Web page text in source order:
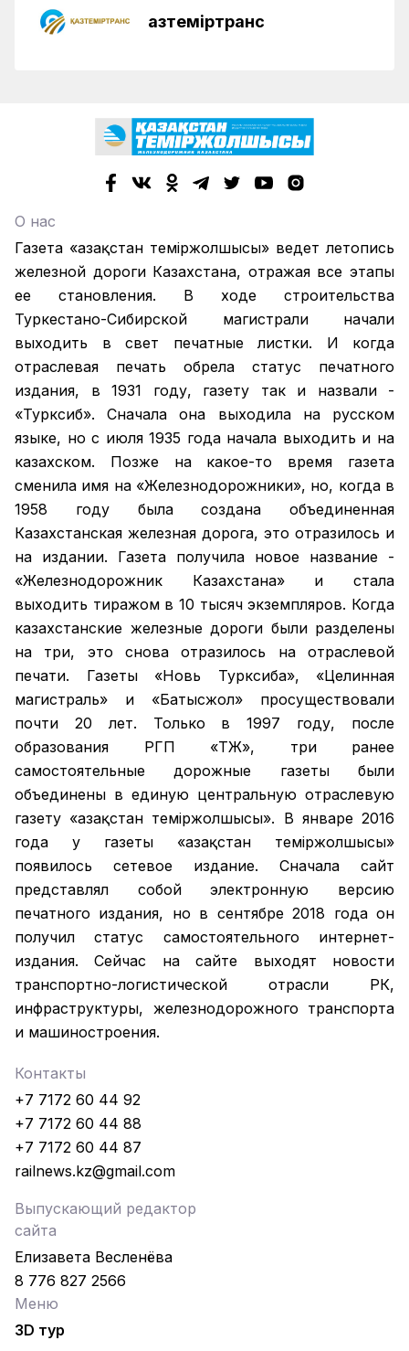
Қазтеміртранс
О нас
Газета «Қазақстан теміржолшысы» ведет летопись
железной дороги Казахстана, отражая все этапы
ее становления. В ходе строительства
Туркестано-Сибирской магистрали начали
выходить в свет печатные листки. И когда
отраслевая печать обрела статус печатного
издания, в 1931 году, газету так и назвали -
«Турксиб». Сначала она выходила на русском
языке, но с июля 1935 года начала выходить и на
казахском. Позже на какое-то время газета
сменила имя на «Железнодорожники», но, когда в
1958 году была создана объединенная
Казахстанская железная дорога, это отразилось и
на издании. Газета получила новое название -
«Железнодорожник Казахстана» и стала
выходить тиражом в 10 тысяч экземпляров. Когда
казахстанские железные дороги были разделены
на три, это снова отразилось на отраслевой
печати. Газеты «Новь Турксиба», «Целинная
магистраль» и «Батысжол» просуществовали
почти 20 лет. Только в 1997 году, после
образования РГП «ҚТЖ», три ранее
самостоятельные дорожные газеты были
объединены в единую центральную отраслевую
газету «Қазақстан темiржолшысы». В январе 2016
года у газеты «Қазақстан теміржолшысы»
появилось сетевое издание. Сначала сайт
представлял собой электронную версию
печатного издания, но в сентябре 2018 года он
получил статус самостоятельного интернет-
издания. Сейчас на сайте выходят новости
транспортно-логистической отрасли РК,
инфраструктуры, железнодорожного транспорта
и машиностроения.
Контакты
+7 7172 60 44 92
+7 7172 60 44 88
+7 7172 60 44 87
railnews.kz@gmail.com
Выпускающий редактор
сайта
Елизавета Весленёва
8 776 827 2566
Меню
3D тур